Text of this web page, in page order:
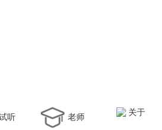
听 老师 关于